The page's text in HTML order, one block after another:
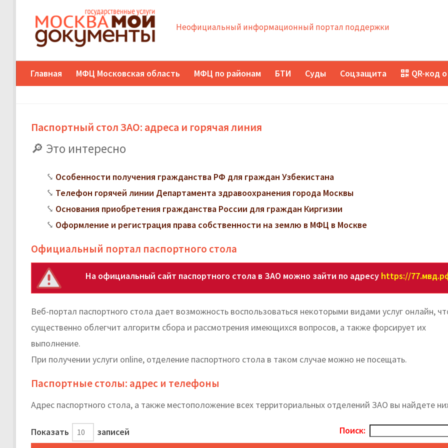
Неофициальный информационный портал поддержки
Главная МФЦ Московская область МФЦ по районам БТИ Суды Соцзащита QR-код
Паспортный стол ЗАО: адреса и горячая линия
Это интересно
Особенности получения гражданства РФ для граждан Узбекистана
Телефон горячей линии Департамента здравоохранения города Москвы
Основания приобретения гражданства России для граждан Киргизии
Оформление и регистрация права собственности на землю в МФЦ в Москве
Официальный портал паспортного стола
На официальный сайт паспортного стола в ЗАО можно зайти по адресу https://
Веб-портал паспортного стола дает возможность воспользоваться некоторыми видами услуг онлайн,
существенно облегчит алгоритм сбора и рассмотрения имеющихся вопросов, а также форсирует их
выполнение.
При получении услуги online, отделение паспортного стола в таком случае можно не посещать.
Паспортные столы: адрес и телефоны
Адрес паспортного стола, а также местоположение всех территориальных отделений ЗАО вы найдете
Показать записей Поиск: